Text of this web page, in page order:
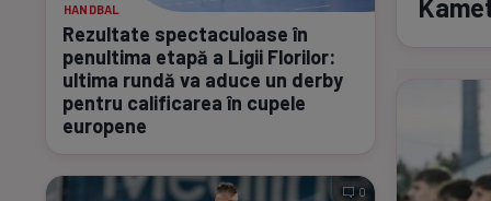
HANDBAL
Rezultate spectaculoase în
penultima etapă a Ligii Florilor:
ultima rundă va aduce un derby
pentru calificarea în cupele
europene
0